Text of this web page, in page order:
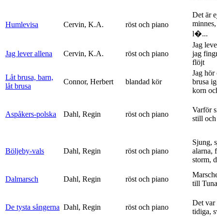
Humlevisa Cervin, K.A. röst och piano
Det är
l�...
Jag lever allena Cervin, K.A. röst och piano
Jag
jag
flöjt
Låt brusa, barn,
låt brusa
Connor, Herbert blandad kör
Jag hör
brusa
korn
Aspåkers-polska Dahl, Regin röst och piano
Varför
still
Böljeby-vals Dahl, Regin röst och piano
Sjung,
alarna,
storm,
Dalmarsch Dahl, Regin röst och piano
till Tuna
De tysta sångerna Dahl, Regin röst och piano
Det var
tidiga,